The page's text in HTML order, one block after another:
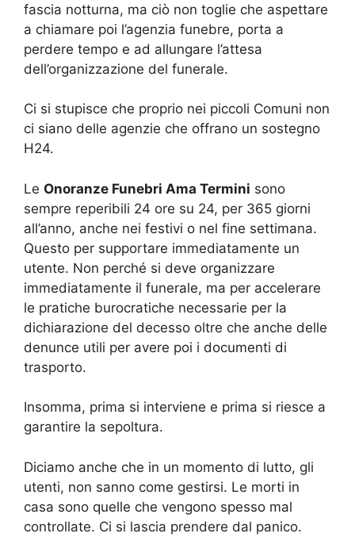
fascia notturna, ma ciò non toglie che aspettare
a chiamare poi l’agenzia funebre, porta a
perdere tempo e ad allungare l’attesa
dell’organizzazione del funerale.
Ci si stupisce che proprio nei piccoli Comuni non
ci siano delle agenzie che offrano un sostegno
H24.
Le Onoranze Funebri Ama Termini sono
sempre reperibili 24 ore su 24, per 365 giorni
all’anno, anche nei festivi o nel fine settimana.
Questo per supportare immediatamente un
utente. Non perché si deve organizzare
immediatamente il funerale, ma per accelerare
le pratiche burocratiche necessarie per la
dichiarazione del decesso oltre che anche delle
denunce utili per avere poi i documenti di
trasporto.
Insomma, prima si interviene e prima si riesce a
garantire la sepoltura.
Diciamo anche che in un momento di lutto, gli
utenti, non sanno come gestirsi. Le morti in
casa sono quelle che vengono spesso mal
controllate. Ci si lascia prendere dal panico.